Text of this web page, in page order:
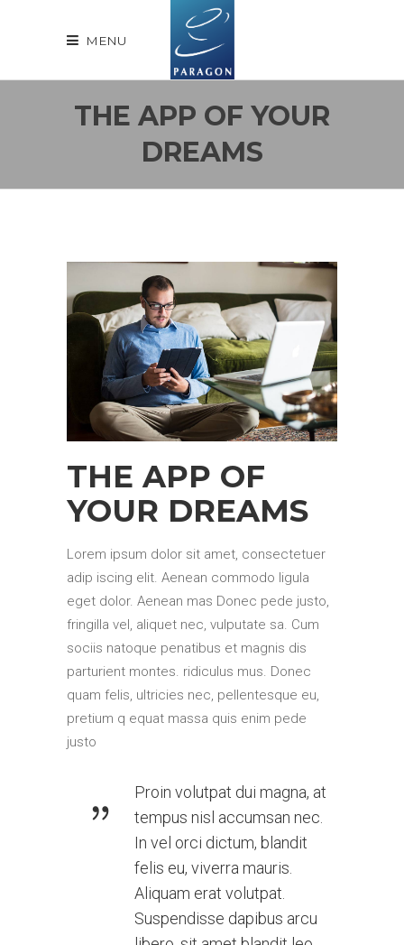
MENU
THE APP OF YOUR
DREAMS
THE APP OF
YOUR DREAMS
Lorem ipsum dolor sit amet, consectetuer
adip iscing elit. Aenean commodo ligula
eget dolor. Aenean mas Donec pede justo,
fringilla vel, aliquet nec, vulputate sa. Cum
sociis natoque penatibus et magnis dis
parturient montes. ridiculus mus. Donec
quam felis, ultricies nec, pellentesque eu,
pretium q equat massa quis enim pede
justo
Proin volutpat dui magna, at
tempus nisl accumsan nec.
In vel orci dictum, blandit
felis eu, viverra mauris.
Aliquam erat volutpat.
Suspendisse dapibus arcu